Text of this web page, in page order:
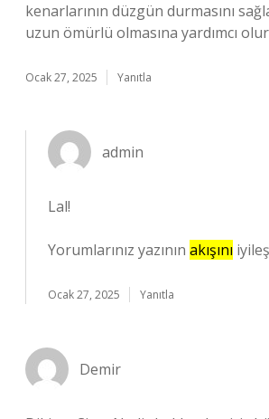
kenarlarının düzgün durmasını
uzun ömürlü olmasına yardımcı
Ocak 27, 2025 Yanıtla
admin
Lal!
Yorumlarınız yazının akışını
Ocak 27, 2025 Yanıtla
Demir